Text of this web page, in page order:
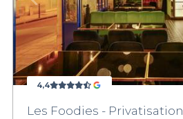
4,4
Les Foodies - Privatisation